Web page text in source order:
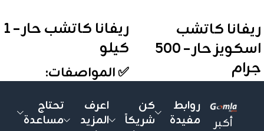
ريفانا كاتشب
اسكويز حار – 500
جرام
500 جرام
ريفانا كاتشب حار – 1
كيلو
✅ المواصفات:
الأنواع:حار
التعبئة:الكرتونة تحتوي على أكبر
روابط
مفيدة
كن
شريكاً
اعرف
المزيد
تحتاج
مساعدة